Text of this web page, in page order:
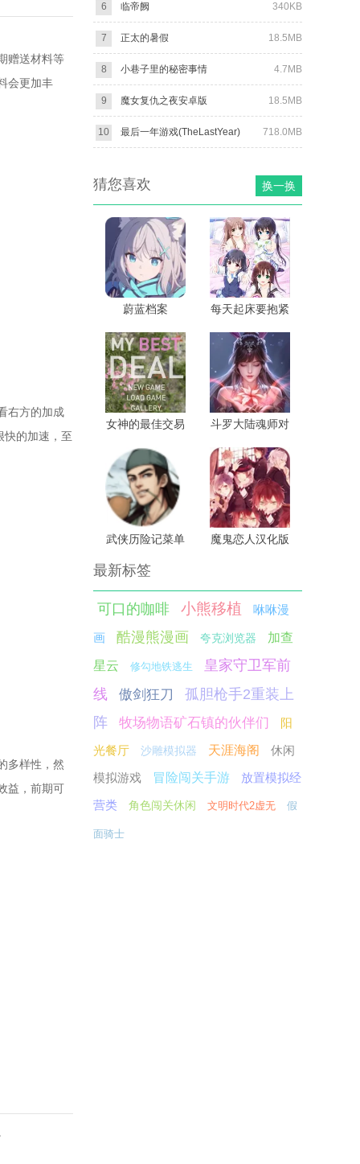
赠送材料等
会更加丰
右方的加成
快的加速，至
多样性，然
益，前期可
6 340KB
临帝阙
7 18.5MB
正太的暑假
8 4.7MB
小巷子里的秘密事情
9 18.5MB
魔女复仇之夜安卓版
10 718.0MB
最后一年游戏(TheLastYear)
换一换
猜您喜欢
蔚蓝档案
每天起床要抱紧
女神的最佳交易
斗罗大陆魂师对
武侠历险记菜单 魔鬼恋人汉化版
最新标签
可口的咖啡 小熊移植 咻咻漫
画 酷漫熊漫画 夸克浏览器 加查
星云 修勾地铁逃生
皇家守卫军前
线
傲剑狂刀
孤胆枪手2重装上
阵
牧场物语矿石镇的伙伴们
阳
光餐厅
沙雕模拟器 天涯海阁
休闲
模拟游戏
冒险闯关手游
放置模拟经
营类
角色闯关休闲 文明时代2虚无 假
面骑士